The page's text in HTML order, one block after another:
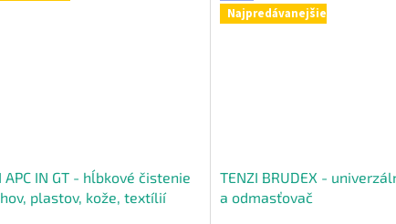
APC IN GT - hĺbkové čistenie
plastov, kože, textílií
Najpredávanejšie
TENZI BRUDEX -
a odmasťovač